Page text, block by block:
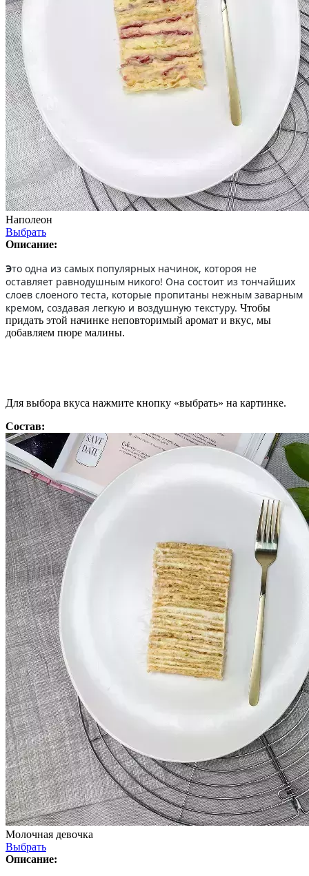
Наполеон
Выбрать
Описание:
Это одна из самых популярных начинок, котороя не
оставляет равнодушным никого! Она состоит из тончайших
слоев слоеного теста, которые пропитаны нежным заварным
кремом, создавая легкую и воздушную текстуру. Чтобы
придать этой начинке неповторимый аромат и вкус, мы
добавляем пюре малины.
Для выбора вкуса нажмите кнопку «выбрать» на картинке.
Состав:
Молочная девочка
Выбрать
Описание: